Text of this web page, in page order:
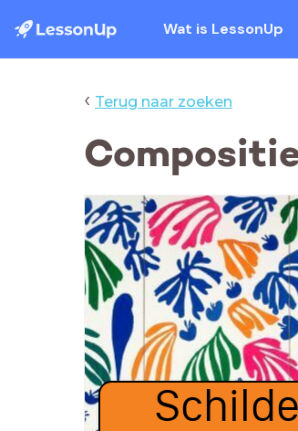
Wat is LessonUp
‹ Terug naar zoeken